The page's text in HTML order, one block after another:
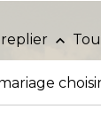
keyboard_arrow_up